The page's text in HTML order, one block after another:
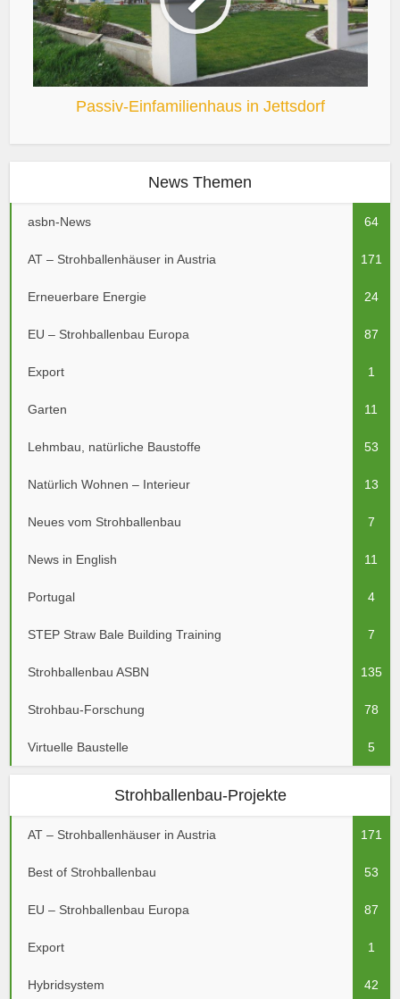
Passiv-Einfamilienhaus in Jettsdorf
News Themen
asbn-News 64
AT – Strohballenhäuser in Austria 171
Erneuerbare Energie 24
EU – Strohballenbau Europa 87
Export 1
Garten 11
Lehmbau, natürliche Baustoffe 53
Natürlich Wohnen – Interieur 13
Neues vom Strohballenbau 7
News in English 11
Portugal 4
STEP Straw Bale Building Training 7
Strohballenbau ASBN 135
Strohbau-Forschung 78
Virtuelle Baustelle 5
Strohballenbau-Projekte
AT – Strohballenhäuser in Austria 171
Best of Strohballenbau 53
EU – Strohballenbau Europa 87
Export 1
Hybridsystem 42